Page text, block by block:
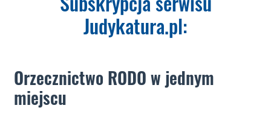
Judykatura.pl:
Orzecznictwo RODO w jednym
miejscu